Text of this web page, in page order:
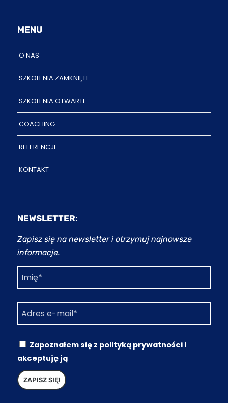
MENU
O NAS
SZKOLENIA ZAMKNIĘTE
SZKOLENIA OTWARTE
COACHING
REFERENCJE
KONTAKT
NEWSLETTER:
Zapisz się na newsletter i otrzymuj najnowsze
informacje.
Zapoznałem się z polityką prywatnościi
akceptuję ją